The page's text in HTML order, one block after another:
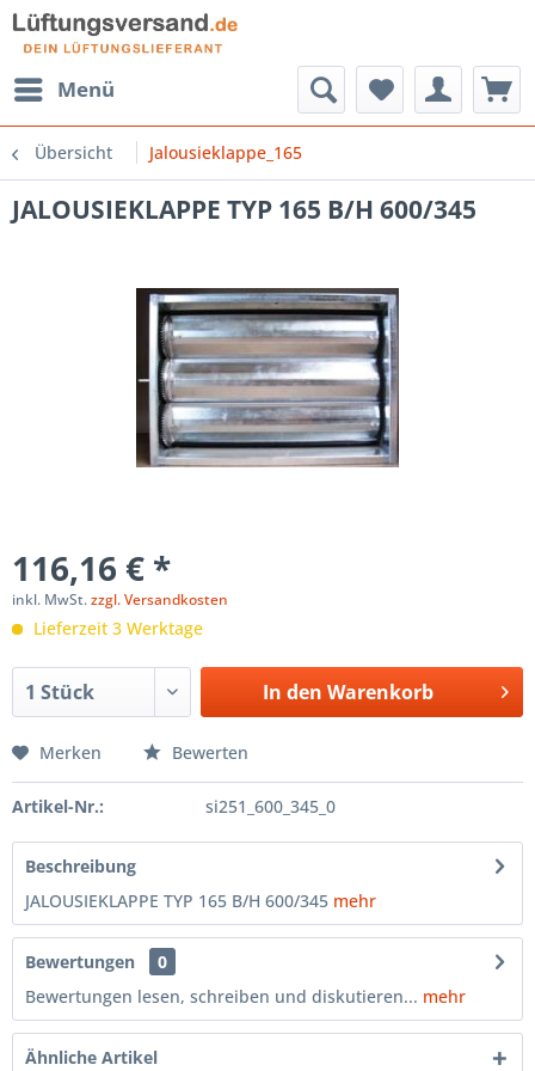
Menü
Übersicht Jalousieklappe_165
JALOUSIEKLAPPE TYP 165 B/H 600/345
116,16 € *
inkl. MwSt.zzgl. Versandkosten
Lieferzeit 3 Werktage
In den Warenkorb
Merken Bewerten
Artikel-Nr.: si251_600_345_0
Beschreibung
JALOUSIEKLAPPE TYP 165 B/H 600/345 mehr
Bewertungen
0
Bewertungen lesen, schreiben und diskutieren... mehr
Ähnliche Artikel